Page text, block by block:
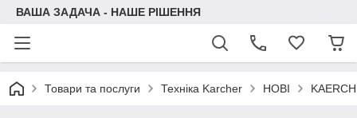
ВАША ЗАДАЧА - НАШЕ РІШЕННЯ
Товари та послуги Техніка Karcher НОВІ